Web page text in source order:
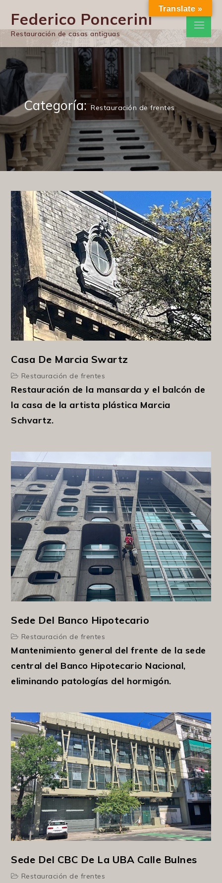
content
Federico Poncerini
Restauración de casas antiguas
Menu
Categoría:Restauración de frentes
Casa De Marcia Swartz
Restauración de frentes
Restauración de la mansarda y el balcón de
la casa de la artista plástica Marcia
Schvartz.
Sede Del Banco Hipotecario
Restauración de frentes
Mantenimiento general del frente de la sede
central del Banco Hipotecario Nacional,
eliminando patologías del hormigón.
Sede Del CBC De La UBA Calle Bulnes
Restauración de frentes
Translate »